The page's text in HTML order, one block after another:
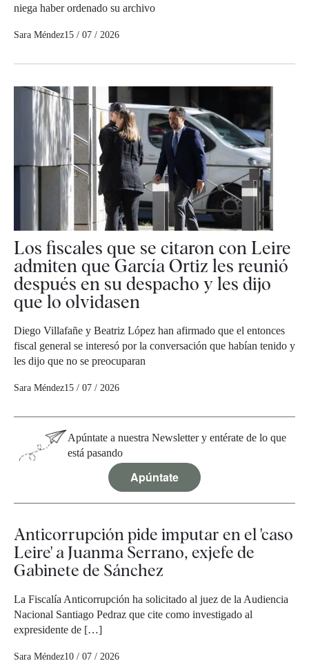
niega haber ordenado su archivo
Sara Méndez15 / 07 / 2026
Los fiscales que se citaron con Leire
admiten que García Ortiz les reunió
después en su despacho y les dijo
que lo olvidasen
Diego Villafañe y Beatriz López han afirmado que el entonces
fiscal general se interesó por la conversación que habían tenido y
les dijo que no se preocuparan
Sara Méndez15 / 07 / 2026
Apúntate a nuestra Newsletter y entérate de lo que
está pasando
Apúntate
Anticorrupción pide imputar en el 'caso
Leire' a Juanma Serrano, exjefe de
Gabinete de Sánchez
La Fiscalía Anticorrupción ha solicitado al juez de la Audiencia
Nacional Santiago Pedraz que cite como investigado al
expresidente de […]
Sara Méndez10 / 07 / 2026